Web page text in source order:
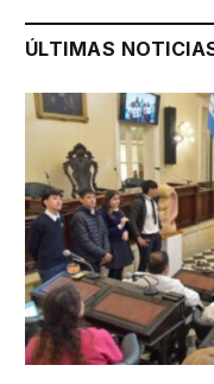
ÚLTIMAS